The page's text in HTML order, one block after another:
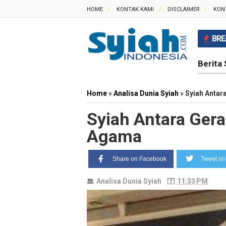
HOME KONTAK KAMI DISCLAIMER
Berita
Home»Analisa Dunia Syiah »Syiah
Syiah Antara
Agama
Share on Facebook Tweet
Analisa Dunia Syiah 11:33 PM